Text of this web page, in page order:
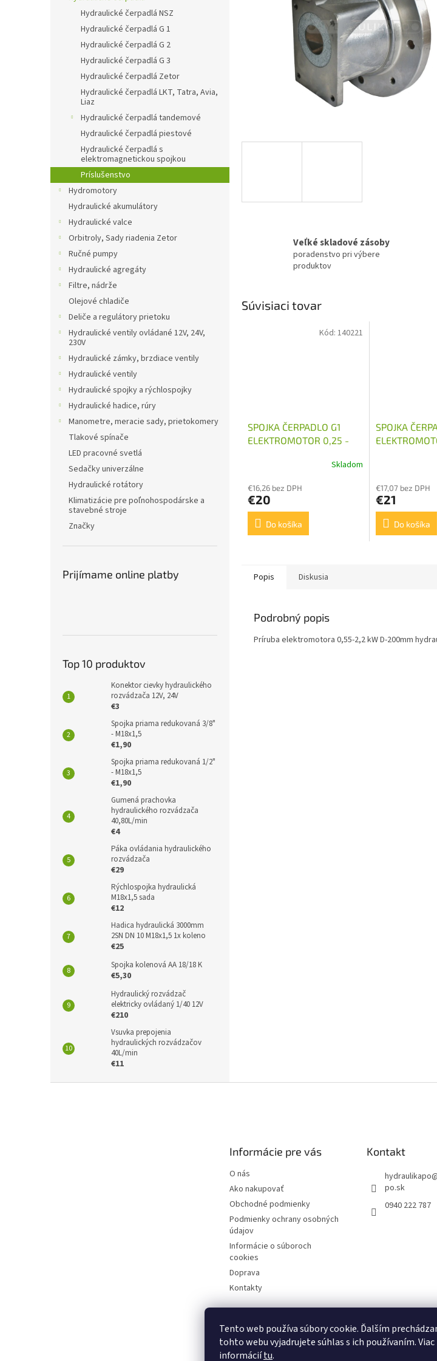
Tento web používa súbory cookie. Ďalším
tohto webu vyjadrujete súhlas s ich používaním. Viac
informáciítu.
Hydraulické čerpadlá NSZ
Hydraulické čerpadlá G 1
Hydraulické čerpadlá G 2
Hydraulické čerpadlá G 3
Hydraulické čerpadlá Zetor
Hydraulické čerpadlá LKT, Tatra, Avia,
Liaz
Hydraulické čerpadlá tandemové
Hydraulické čerpadlá piestové
Hydraulické čerpadlá s
elektromagnetickou spojkou
Príslušenstvo
Hydromotory
Hydraulické akumulátory
Hydraulické valce
Orbitroly, Sady riadenia Zetor
Ručné pumpy
Hydraulické agregáty
Filtre, nádrže
Olejové chladiče
Deliče a regulátory prietoku
Hydraulické ventily ovládané 12V, 24V,
230V
Hydraulické zámky, brzdiace ventily
Hydraulické ventily
Hydraulické spojky a rýchlospojky
Hydraulické hadice, rúry
Manometre, meracie sady, prietokomery
Tlakové spínače
LED pracovné svetlá
Sedačky univerzálne
Hydraulické rotátory
Klimatizácie pre poľnohospodárske a
stavebné stroje
Značky
Prijímame online platby
Top 10 produktov
Konektor cievky hydraulického
rozvádzača 12V, 24V
€3
Spojka priama redukovaná 3/8"
- M18x1,5
€1,90
Spojka priama redukovaná 1/2"
- M18x1,5
€1,90
Gumená prachovka
hydraulického rozvádzača
40,80L/min
€4
Páka ovládania hydraulického
rozvádzača
€29
Rýchlospojka hydraulická
M18x1,5 sada
€12
Hadica hydraulická 3000mm
2SN DN 10 M18x1,5 1x koleno
€25
Spojka kolenová AA 18/18 K
€5,30
Hydraulický rozvádzač
elektricky ovládaný 1/40 12V
€210
Vsuvka prepojenia
hydraulických rozvádzačov
40L/min
€11
Veľké skladové zásoby
poradenstvo pri výbere
produktov
Súvisiaci tovar
SPOJKA ČERPADLO G1
ELEKTROMOTOR 0,25 -
Skladom
€16,26 bez DPH
€20
Do košíka
Kód: 140221
SPOJKA
€17,07 bez DPH
€21
Do košíka
Popis Diskusia
Podrobný popis
Príruba elektromotora 0,55-2,2 kW D-200mm
Informácie pre vás
O nás
Ako nakupovať
Obchodné podmienky
Podmienky ochrany osobných
údajov
Informácie o súboroch
cookies
Doprava
Kontakty
Kontakt
hydraulikapo
po.sk
0940 222 787